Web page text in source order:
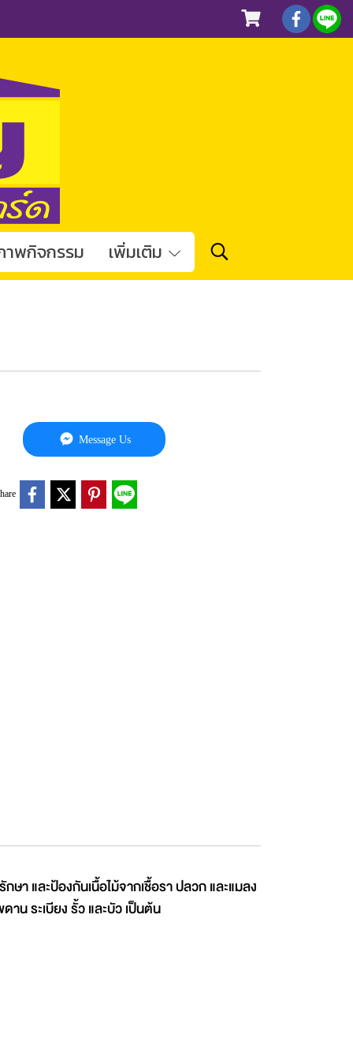
าพกิจกรรม เพิ่มเติม
Message Us
และป้องกันเนื้อไม้จากเชื้อรา ปลวก และแมลง
าน ระเบียง รั้ว และบัว เป็นต้น